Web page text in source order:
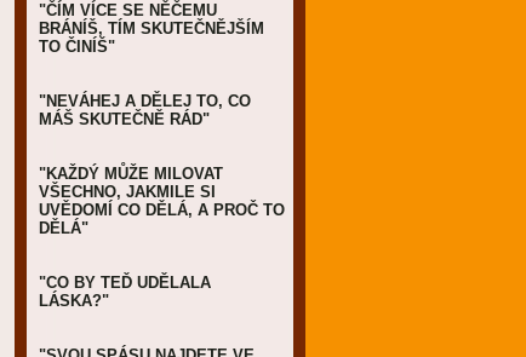
"ČÍM VÍCE SE NĚČEMU
BRÁNÍŠ, TÍM SKUTEČNĚJŠÍM
TO ČINÍŠ"
"NEVÁHEJ A DĚLEJ TO, CO
MÁŠ SKUTEČNĚ RÁD"
"KAŽDÝ MŮŽE MILOVAT
VŠECHNO, JAKMILE SI
UVĚDOMÍ CO DĚLÁ, A PROČ TO
DĚLÁ"
"CO BY TEĎ UDĚLALA
LÁSKA?"